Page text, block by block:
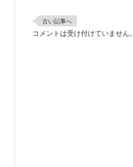
古い記事へ
コメントは受け付けていません。